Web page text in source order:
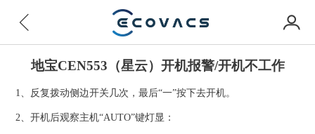
地宝CEN553（星云）开机报警/开机不工作
1、反复拨动侧边开关几次，最后“一”按下去开机。
2、开机后观察主机“AUTO”键灯显：